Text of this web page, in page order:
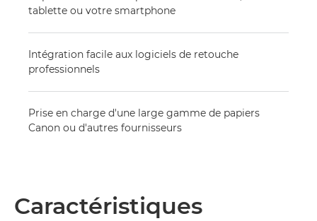
tablette ou votre smartphone
Intégration facile aux logiciels de retouche
professionnels
Prise en charge d'une large gamme de papiers
Canon ou d'autres fournisseurs
Caractéristiques